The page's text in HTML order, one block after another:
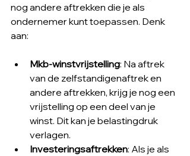
nog andere aftrekken die je als
ondernemer kunt toepassen. Denk
aan:
Mkb-winstvrijstelling: Na aftrek
van de zelfstandigenaftrek en
andere aftrekken, krijg je nog een
vrijstelling op een deel van je
winst. Dit kan je belastingdruk
verlagen.
Investeringsaftrekken: Als je als